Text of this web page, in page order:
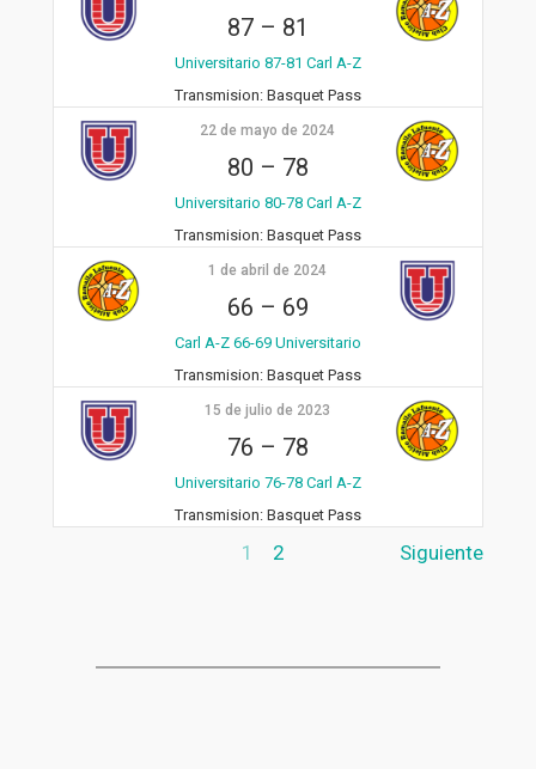
87– 81
Universitario 87-81 Carl A-Z
Transmision:Basquet Pass
22 de mayo de 2024
80 – 78
Universitario 80-78 Carl A-Z
Transmision:Basquet Pass
1 de abril de 2024
66 – 69
Carl A-Z 66-69 Universitario
Transmision:Basquet Pass
15 de julio de 2023
76 – 78
Universitario 76-78 Carl A-Z
Transmision:Basquet Pass
1 2 Siguiente